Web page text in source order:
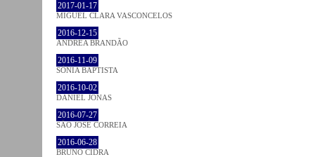
2017-01-17
MIGUEL CLARA VASCONCELOS
2016-12-15
ANDREA BRANDÃO
2016-11-09
SÓNIA BAPTISTA
2016-10-02
DANIEL JONAS
2016-07-27
SÃO JOSÉ CORREIA
2016-06-28
BRUNO CIDRA